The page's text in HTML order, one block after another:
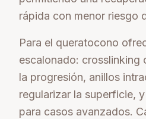
rápida con menor riesgo
Para el queratocono
escalonado: crosslinking
la progresión, anillos
regularizar la superficie,
para casos avanzados.